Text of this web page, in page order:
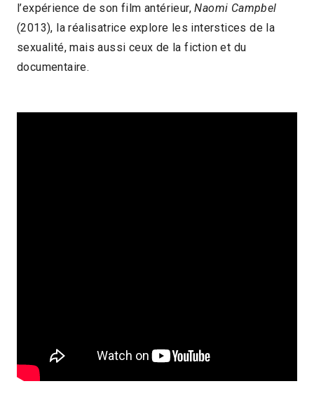
l’expérience de son film antérieur, Naomi Campbel
(2013), la réalisatrice explore les interstices de la
sexualité, mais aussi ceux de la fiction et du
documentaire.